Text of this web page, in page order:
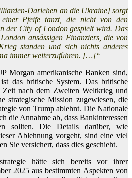
Darlehen an die Ukraine] sorgt
Pfeife tanzt, die nicht von den
der City of London gespielt wird. Das
ansässigen Finanziers, die von
standen und sich nichts anderes
immer weiterzuführen. […]“
Morgan amerikanische Banken sind,
das britische System. Das britische
nach dem Zweiten Weltkrieg und
strategische Mission zugewiesen, die
von Trump ablehnt. Die Nationale
die Annahme ab, dass Bankinteressen
sollten. Die Details darüber, wie
Ablehnung vorgeht, sind eine viel
Sie versichert, dass dies geschieht.
hätte sich bereits vor ihrer
2025 aus bestimmten Aspekten von